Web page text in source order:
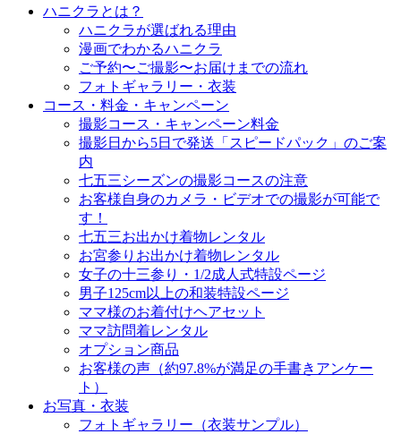
ハニクラとは？
ハニクラが選ばれる理由
漫画でわかるハニクラ
ご予約〜ご撮影〜お届けまでの流れ
フォトギャラリー・衣装
コース・料金・キャンペーン
撮影コース・キャンペーン料金
撮影日から5日で発送「スピードパック」のご案
内
七五三シーズンの撮影コースの注意
お客様自身のカメラ・ビデオでの撮影が可能で
す！
七五三お出かけ着物レンタル
お宮参りお出かけ着物レンタル
女子の十三参り・1/2成人式特設ページ
男子125cm以上の和装特設ページ
ママ様のお着付けヘアセット
ママ訪問着レンタル
オプション商品
お客様の声（約97.8%が満足の手書きアンケー
ト）
お写真・衣装
フォトギャラリー（衣装サンプル）